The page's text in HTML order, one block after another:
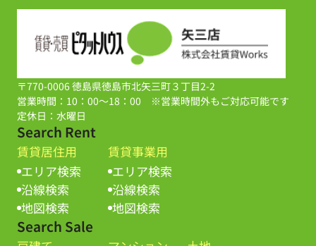
〒770-0006 徳島県徳島市北矢三町３丁目2-2
営業時間：10：00～18：00 ※営業時間外もご対応可能です
定休日：水曜日
Search Rent
賃貸居住用
エリア検索
沿線検索
地図検索
賃貸事業用
エリア検索
沿線検索
地図検索
Search Sale